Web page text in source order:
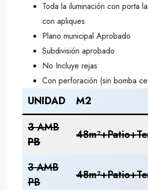
Toda la iluminación con porta
con apliques
Plano municipal Aprobado
Subdivisión aprobado
No Incluye rejas
Con perforación (sin bomba
UNIDAD M2
3AMB
PB
3 AMB
PB